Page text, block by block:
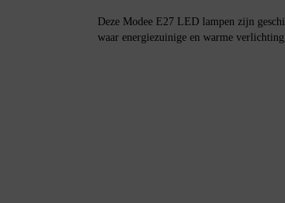
Deze Modee E27 LED lampen zijn
waar energiezuinige en warme verlichting